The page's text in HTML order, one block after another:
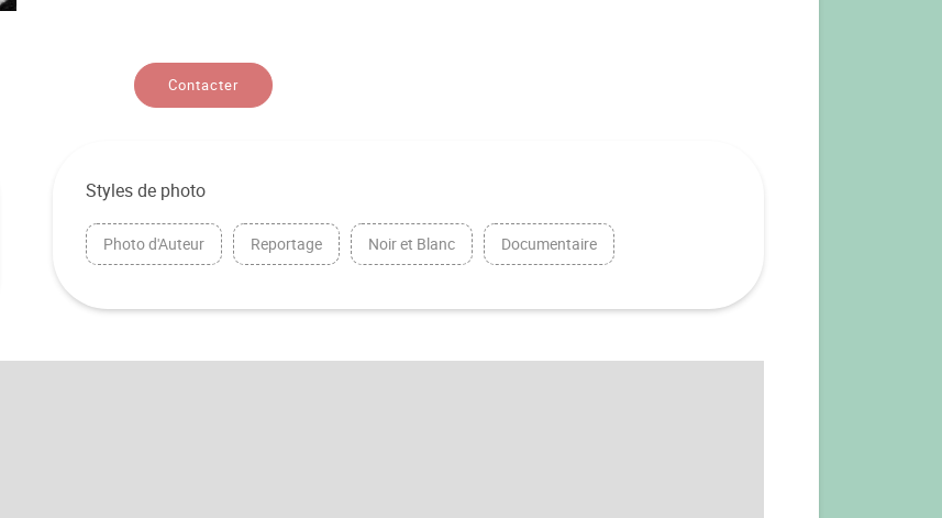
Contacter
Styles de photo
Photo d'Auteur Reportage Noir et Blanc Documentaire